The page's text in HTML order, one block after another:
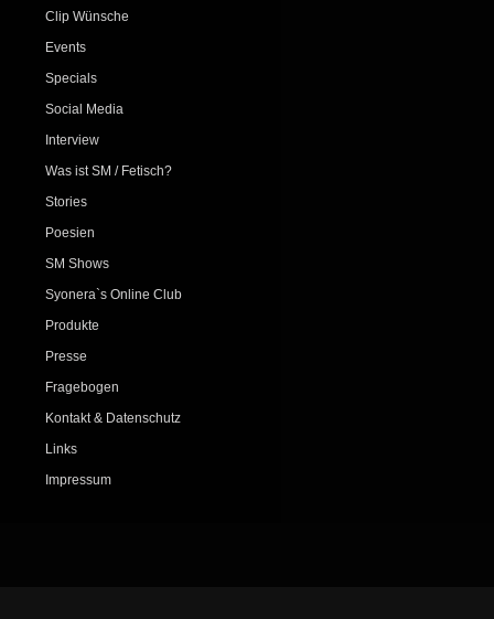
Clip Wünsche
Events
Specials
Social Media
Interview
Was ist SM / Fetisch?
Stories
Poesien
SM Shows
Syonera`s Online Club
Produkte
Presse
Fragebogen
Kontakt & Datenschutz
Links
Impressum